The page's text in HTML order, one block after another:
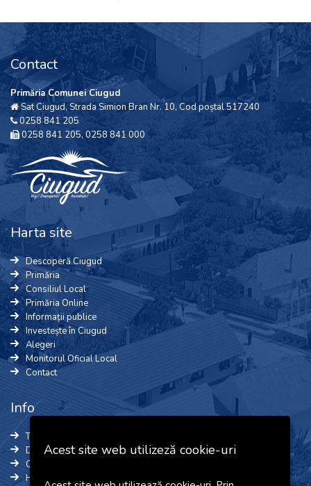
Contact
Primăria Comunei Ciugud
Sat Ciugud, Strada Simion Bran Nr. 10, Cod poștal 517240
0258 841 205
0258 841 205, 0258 841 000
Harta site
Descoperă Ciugud
Primăria
Consiliul Local
Primăria Online
Informații publice
Investește în Ciugud
Alegeri
Monitorul Oficial Local
Contact
Info
Termeni și Condiții
Date cu caracter personal
Cookie-uri
Harta site
Acest site web utilizeză cookie-uri